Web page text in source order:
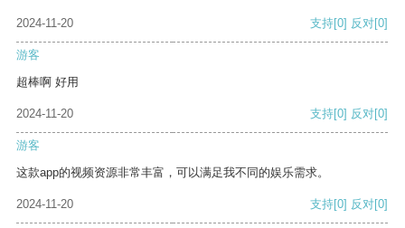
2024-11-20 支持[0] 反对[0]
游客
超棒啊 好用
2024-11-20 支持[0] 反对[0]
游客
这款app的视频资源非常丰富，可以满足我不同的娱乐需求。
2024-11-20 支持[0] 反对[0]